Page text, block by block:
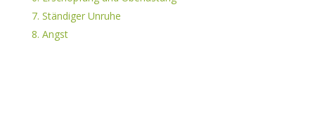
Ständiger Unruhe
Angst